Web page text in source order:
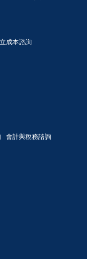
成本諮詢
會計與稅務諮詢